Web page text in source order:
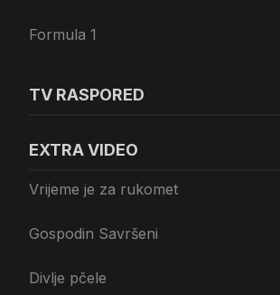
Formula 1
TV RASPORED
EXTRA VIDEO
Vrijeme je za rukomet
Gospodin Savršeni
Divlje pčele